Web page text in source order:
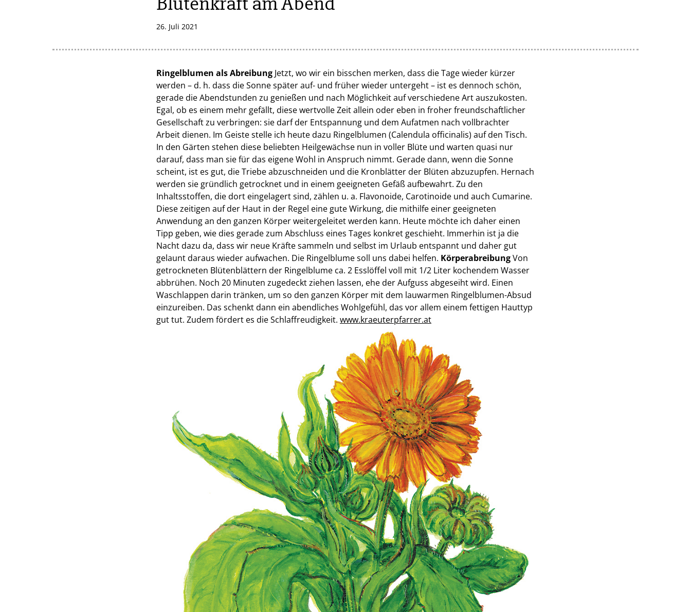
26. Juli 2021
Ringelblumen als Abreibung Jetzt, wo wir ein bisschen merken, dass die Tage wieder kürzer
werden – d. h. dass die Sonne später auf- und früher wieder untergeht – ist es dennoch schön,
gerade die Abendstunden zu genießen und nach Möglichkeit auf verschiedene Art auszukosten.
Egal, ob es einem mehr gefällt, diese wertvolle Zeit allein oder eben in froher freundschaftlicher
Gesellschaft zu verbringen: sie darf der Entspannung und dem Aufatmen nach vollbrachter
Arbeit dienen. Im Geiste stelle ich heute dazu Ringelblumen (Calendula officinalis) auf den Tisch.
In den Gärten stehen diese beliebten Heilgewächse nun in voller Blüte und warten quasi nur
darauf, dass man sie für das eigene Wohl in Anspruch nimmt. Gerade dann, wenn die Sonne
scheint, ist es gut, die Triebe abzuschneiden und die Kronblätter der Blüten abzuzupfen. Hernach
werden sie gründlich getrocknet und in einem geeigneten Gefäß aufbewahrt. Zu den
Inhaltsstoffen, die dort eingelagert sind, zählen u. a. Flavonoide, Carotinoide und auch Cumarine.
Diese zeitigen auf der Haut in der Regel eine gute Wirkung, die mithilfe einer geeigneten
Anwendung an den ganzen Körper weitergeleitet werden kann. Heute möchte ich daher einen
Tipp geben, wie dies gerade zum Abschluss eines Tages konkret geschieht. Immerhin ist ja die
Nacht dazu da, dass wir neue Kräfte sammeln und selbst im Urlaub entspannt und daher gut
gelaunt daraus wieder aufwachen. Die Ringelblume soll uns dabei helfen. KörperabreibungVon
getrockneten Blütenblättern der Ringelblume ca. 2 Esslöffel voll mit 1/2 Liter kochendem Wasser
abbrühen. Noch 20 Minuten zugedeckt ziehen lassen, ehe der Aufguss abgeseiht wird. Einen
Waschlappen darin tränken, um so den ganzen Körper mit dem lauwarmen Ringelblumen-Absud
einzureiben. Das schenkt dann ein abendliches Wohlgefühl, das vor allem einem fettigen Hauttyp
gut tut. Zudem fördert es die Schlaffreudigkeit. www.kraeuterpfarrer.at